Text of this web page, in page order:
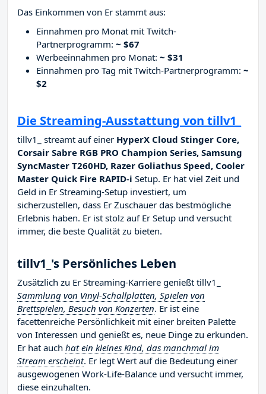
Das Einkommen von Er stammt aus:
Einnahmen pro Monat mit Twitch-
Partnerprogramm: ~ $67
Werbeeinnahmen pro Monat: ~ $31
Einnahmen pro Tag mit Twitch-Partnerprogramm: ~
$2
Die Streaming-Ausstattung von tillv1_
tillv1_ streamt auf einer HyperX Cloud Stinger Core,
Corsair Sabre RGB PRO Champion Series, Samsung
SyncMaster T260HD, Razer Goliathus Speed, Cooler
Master Quick Fire RAPID-i Setup. Er hat viel Zeit und
Geld in Er Streaming-Setup investiert, um
sicherzustellen, dass Er Zuschauer das bestmögliche
Erlebnis haben. Er ist stolz auf Er Setup und versucht
immer, die beste Qualität zu bieten.
tillv1_'s Persönliches Leben
Zusätzlich zu Er Streaming-Karriere genießt tillv1_
Sammlung von Vinyl-Schallplatten, Spielen von
Brettspielen, Besuch von Konzerten. Er ist eine
facettenreiche Persönlichkeit mit einer breiten Palette
von Interessen und genießt es, neue Dinge zu erkunden.
Er hat auch hat ein kleines Kind, das manchmal im
Stream erscheint. Er legt Wert auf die Bedeutung einer
ausgewogenen Work-Life-Balance und versucht immer,
diese einzuhalten.